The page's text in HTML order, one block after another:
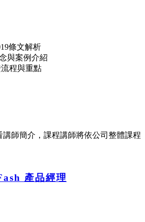
條文解析
與案例介紹
程與重點
師簡介，課程講師將依公司整體課程
產品經理